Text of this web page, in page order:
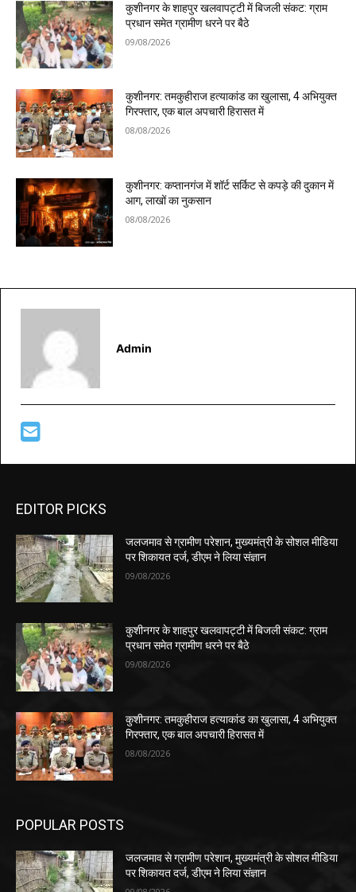
कुशीनगर के शाहपुर खलवापट्टी में बिजली संकट: ग्राम
प्रधान समेत ग्रामीण धरने पर बैठे
09/08/2026
कुशीनगर: तमकुहीराज हत्याकांड का खुलासा, 4 अभियुक्त
गिरफ्तार, एक बाल अपचारी हिरासत में
08/08/2026
कुशीनगर: कप्तानगंज में शॉर्ट सर्किट से कपड़े की दुकान में
आग, लाखों का नुकसान
08/08/2026
Admin
EDITOR PICKS
जलजमाव से ग्रामीण परेशान, मुख्यमंत्री के सोशल मीडिया
पर शिकायत दर्ज, डीएम ने लिया संज्ञान
09/08/2026
कुशीनगर के शाहपुर खलवापट्टी में बिजली संकट: ग्राम
प्रधान समेत ग्रामीण धरने पर बैठे
09/08/2026
कुशीनगर: तमकुहीराज हत्याकांड का खुलासा, 4 अभियुक्त
गिरफ्तार, एक बाल अपचारी हिरासत में
08/08/2026
POPULAR POSTS
जलजमाव से ग्रामीण परेशान, मुख्यमंत्री के सोशल मीडिया
पर शिकायत दर्ज, डीएम ने लिया संज्ञान